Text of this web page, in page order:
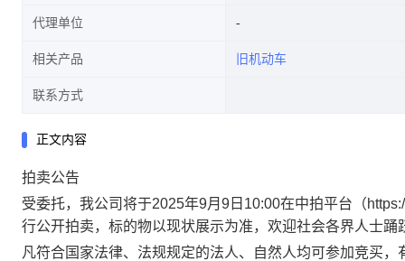
代理单位
相关产品 旧机动车
联系方式
正文内容
拍卖公告
受委托， 我公司将于2025年9月9日10:00在中拍平台（
行公开拍卖，标的物以现状展示为准，欢迎社会各界人士踊
凡符合国家法律、法规规定的法人、自然人均可参加竞买